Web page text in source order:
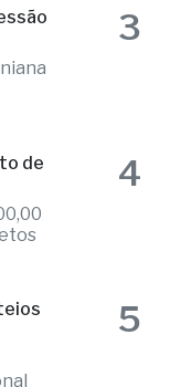
3
de
4
5